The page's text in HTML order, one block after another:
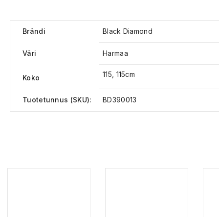
Brändi Black Diamond
Väri Harmaa
Koko 115, 115cm
Tuotetunnus (SKU): BD390013